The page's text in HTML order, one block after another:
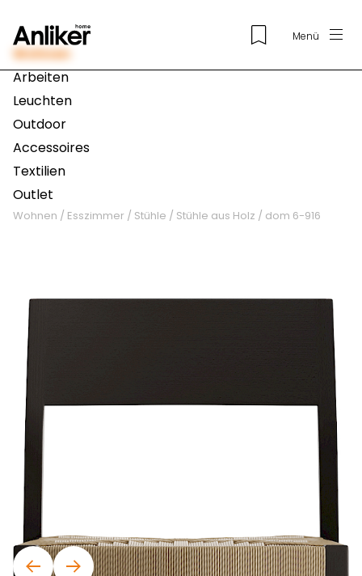
Menü
Wohnen
Arbeiten
Leuchten
Outdoor
Accessoires
Textilien
Outlet
Wohnen / Esszimmer / Stühle / Stühle aus Holz / dom 6-916